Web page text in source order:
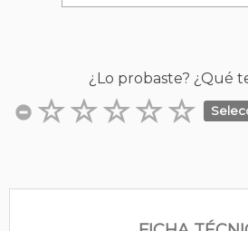
¿Lo probaste? ¿Qué